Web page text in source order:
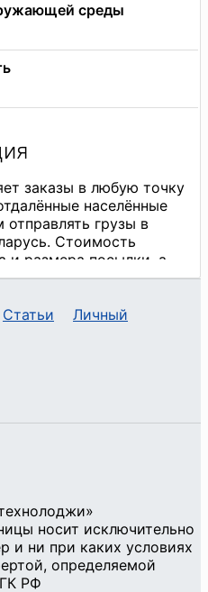
среды
Статьи
Личный
носит исключительно
и ни при каких условиях
определяемой
РФ